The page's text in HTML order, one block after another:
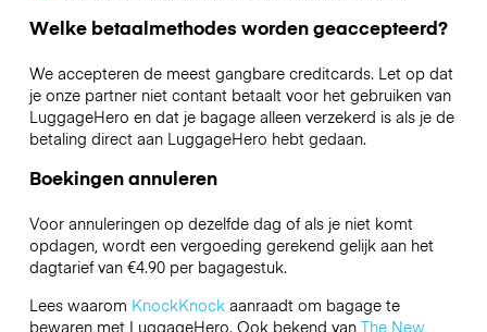
Welke betaalmethodes worden geaccepteerd?
We accepteren de meest gangbare creditcards. Let op dat
je onze partner niet contant betaalt voor het gebruiken van
LuggageHero en dat je bagage alleen verzekerd is als je de
betaling direct aan LuggageHero hebt gedaan.
Boekingen annuleren
Voor annuleringen op dezelfde dag of als je niet komt
opdagen, wordt een vergoeding gerekend gelijk aan het
dagtarief van €4.90 per bagagestuk.
Lees waarom KnockKnockaanraadt om bagage te
bewaren met LuggageHero. Ook bekend van The New